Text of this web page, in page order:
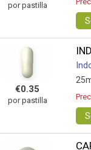
por pastilla
€0.35
por pastilla